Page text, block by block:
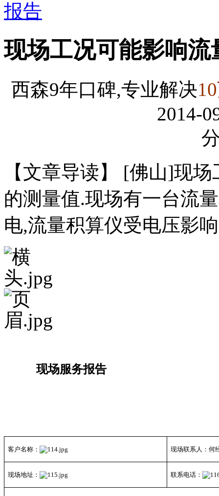
报告
现场工况可能影响
西森9年口碑,专业解决
2014-
【文章导读】 [佛山]现
的测量值.现场有一台流
电,流量积算仪受电压影
现场服务报告
客户名称： 现场联系人：何
现场地址： 联系电话：